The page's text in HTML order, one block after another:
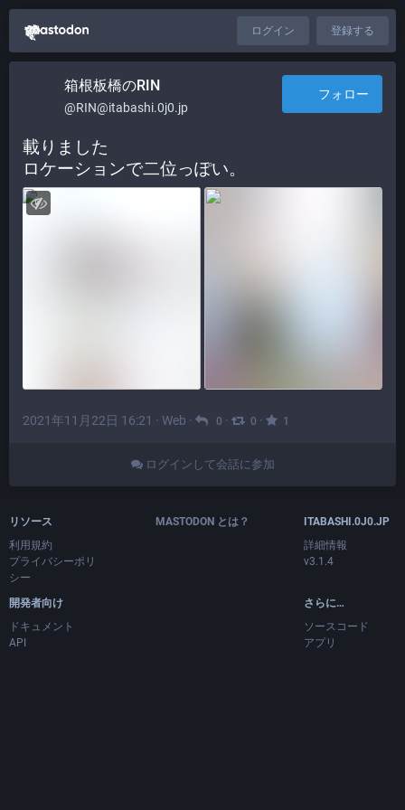
ログイン 登録する
箱根板橋のRIN
@RIN@itabashi.0j0.jp
フォロー
載りました
ロケーションで二位っぽい。
2021年11月22日 16:21 · Web · 0 · 0 · 1
ログインして会話に参加
リソース
利用規約
プライバシーポリ
シー
開発者向け
ドキュメント
API
MASTODON とは？
ITABASHI.0J0.JP
詳細情報
v3.1.4
さらに…
ソースコード
アプリ